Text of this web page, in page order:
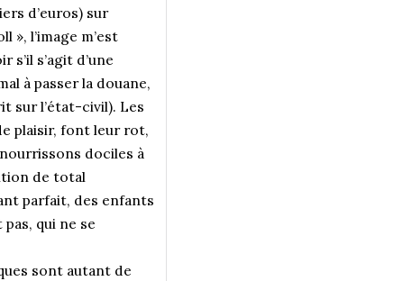
d’euros) sur
l’image m’est
s’agit d’une
à passer la douane,
sur l’état-civil). Les
plaisir, font leur rot,
dociles à
de total
parfait, des enfants
qui ne se
sont autant de